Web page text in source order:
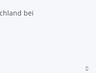
bei